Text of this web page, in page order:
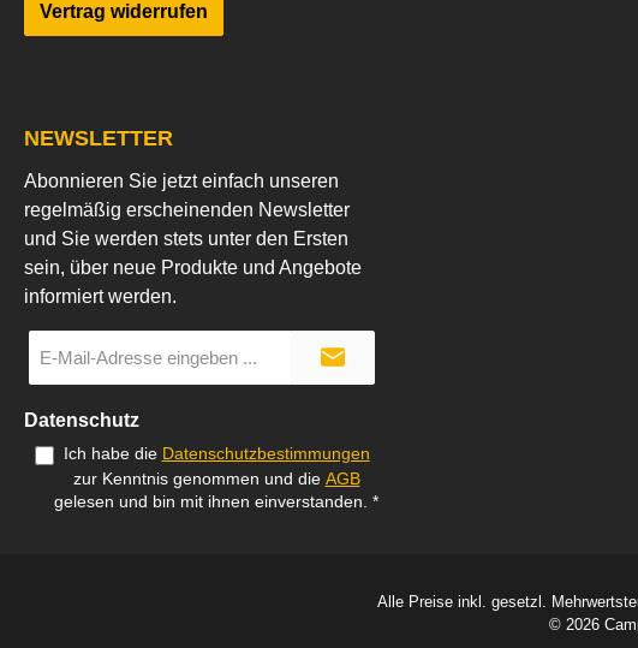
Vertrag widerrufen
NEWSLETTER
Abonnieren Sie jetzt einfach unseren
regelmäßig erscheinenden Newsletter
und Sie werden stets unter den Ersten
sein, über neue Produkte und Angebote
informiert werden.
Mail-
*
Datenschutz
Ich habe die Datenschutzbestimmungen
zur Kenntnis genommen und die AGB
gelesen und bin mit ihnen einverstanden. *
Alle Preise inkl. gesetzl.
© 2026